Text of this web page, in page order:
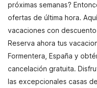
próximas semanas?
ofertas de última hora.
vacaciones con descuento
Reserva ahora tus
Formentera, España y
cancelación gratuita.
las excepcionales casas